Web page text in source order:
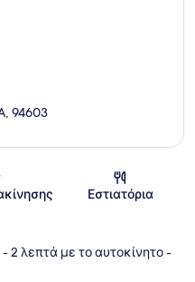
94603
Εστιατόρια
- 2 λεπτά με το αυτοκίνητο-